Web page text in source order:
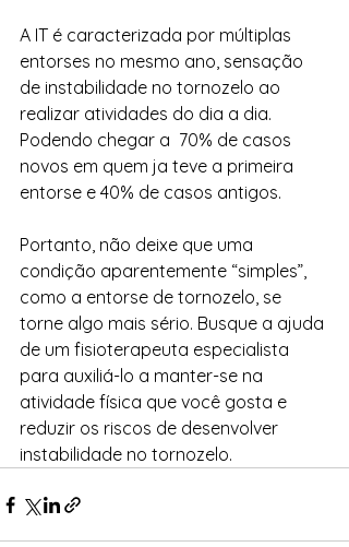
A IT é caracterizada por múltiplas
entorses no mesmo ano, sensação
de instabilidade no tornozelo ao
realizar atividades do dia a dia.
Podendo chegar a  70% de casos
novos em quem ja teve a primeira
entorse e 40% de casos antigos.
Portanto, não deixe que uma
condição aparentemente “simples”,
como a entorse de tornozelo, se
torne algo mais sério. Busque a ajuda
de um fisioterapeuta especialista
para auxiliá-lo a manter-se na
atividade física que você gosta e
reduzir os riscos de desenvolver
instabilidade no tornozelo.